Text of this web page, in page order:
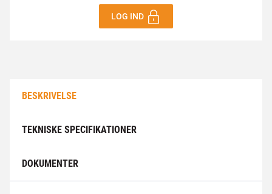
LOG IND
BESKRIVELSE
TEKNISKE SPECIFIKATIONER
DOKUMENTER